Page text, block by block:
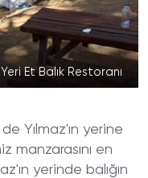
Et Balık Restoranı
Yılmaz'ın yerine
manzarasını en
yerinde balığın